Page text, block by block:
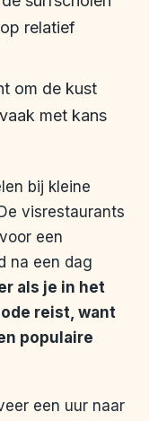
relatief
om de kust
met kans
bij kleine
visrestaurants
een
na een dag
als je in het
reist, want
populaire
een uur naar